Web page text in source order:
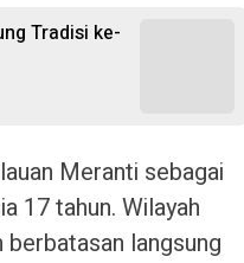
Tradisi ke-
Meranti sebagai
17 tahun. Wilayah
langsung